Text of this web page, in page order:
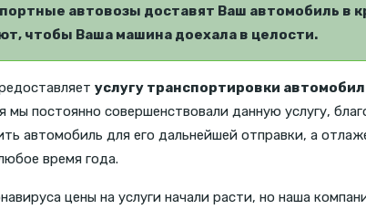
автовозы доставят Ваш автомобиль в
чтобы Ваша машина доехала в целости.
услугу транспортировки
мы постоянно совершенствовали данную услугу,
автомобиль для его дальнейшей отправки, а
время года.
цены на услуги начали расти, но наша